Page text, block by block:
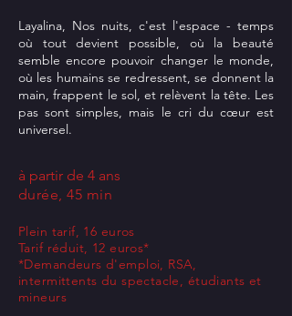
Layalina, Nos nuits, c'est l'espace - temps
où tout devient possible, où la beauté
semble encore pouvoir changer le monde,
où les humains se redressent, se donnent la
main, frappent le sol, et relèvent la tête. Les
pas sont simples, mais le cri du cœur est
universel.
à partir de 4 ans
durée, 45 min
Plein tarif, 16 euros
Tarif réduit, 12 euros*
*Demandeurs d'emploi, RSA,
intermittents du spectacle, étudiants et
mineurs